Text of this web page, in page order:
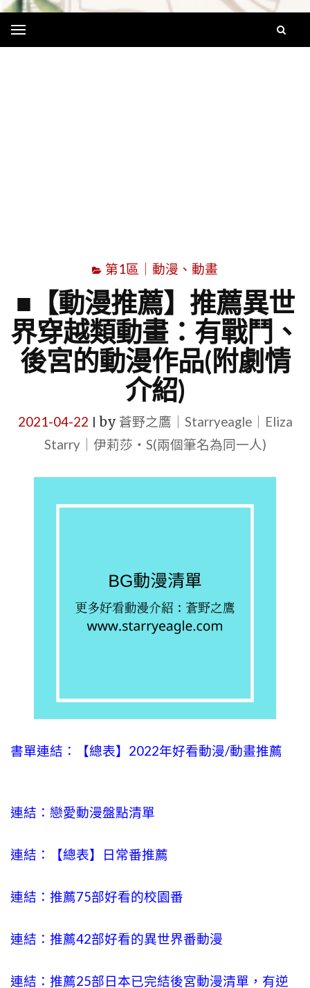
第1區｜動漫、動畫
■【動漫推薦】推薦異世
界穿越類動畫：有戰鬥、
後宮的動漫作品(附劇情
介紹)
2021-04-22 by 蒼野之鷹｜Starryeagle｜Eliza
Starry｜伊莉莎・S(兩個筆名為同一人)
書單連結：【總表】2022年好看動漫/動畫推薦
連結：戀愛動漫盤點清單
連結：【總表】日常番推薦
連結：推薦75部好看的校園番
連結：推薦42部好看的異世界番動漫
連結：推薦25部日本已完結後宮動漫清單，有逆